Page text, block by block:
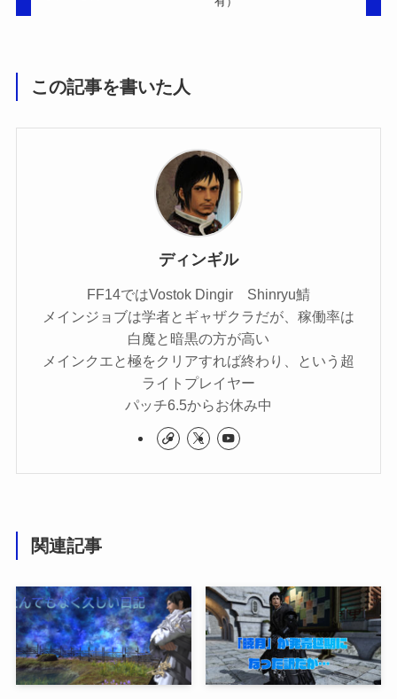
この記事を書いた人
ディンギル
FF14ではVostok Dingir Shinryu鯖
メインジョブは学者とギャザクラだが、稼働率は
白魔と暗黒の方が高い
メインクエと極をクリアすれば終わり、という超
ライトプレイヤー
パッチ6.5からお休み中
関連記事